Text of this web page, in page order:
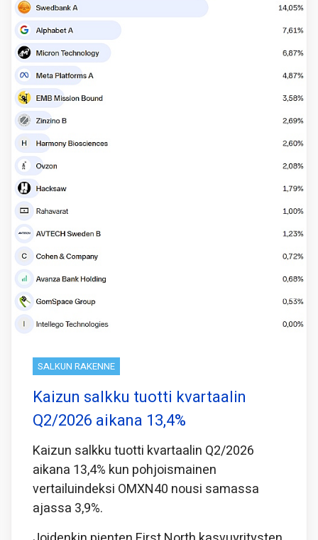
SALKUN RAKENNE
Kaizun salkku tuotti kvartaalin
Q2/2026 aikana 13,4%
Kaizun salkku tuotti kvartaalin Q2/2026
aikana 13,4% kun pohjoismainen
vertailuindeksi OMXN40 nousi samassa
ajassa 3,9%.